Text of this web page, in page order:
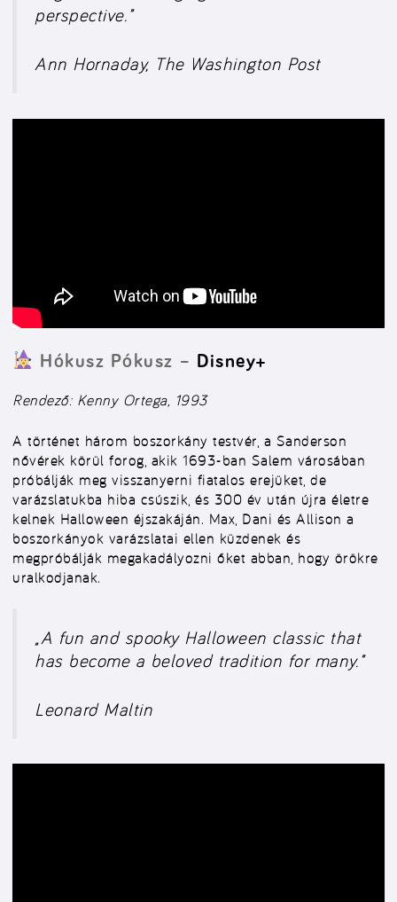
perspective.”
Ann Hornaday, The Washington Post
Hókusz Pókusz – Disney+
Rendező: Kenny Ortega, 1993
A történet három boszorkány testvér, a Sanderson
nővérek körül forog, akik 1693-ban Salem városában
próbálják meg visszanyerni fiatalos erejüket, de
varázslatukba hiba csúszik, és 300 év után újra életre
kelnek Halloween éjszakáján. Max, Dani és Allison a
boszorkányok varázslatai ellen küzdenek és
megpróbálják megakadályozni őket abban, hogy örökre
uralkodjanak.
„A fun and spooky Halloween classic that
has become a beloved tradition for many.”
Leonard Maltin